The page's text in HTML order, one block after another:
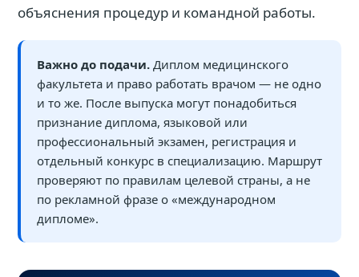
объяснения процедур и командной работы.
Важно до подачи. Диплом медицинского
факультета и право работать врачом — не одно
и то же. После выпуска могут понадобиться
признание диплома, языковой или
профессиональный экзамен, регистрация и
отдельный конкурс в специализацию. Маршрут
проверяют по правилам целевой страны, а не
по рекламной фразе о «международном
дипломе».